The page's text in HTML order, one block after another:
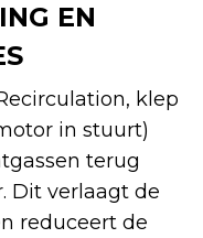
EN
klep
in stuurt)
terug
Dit verlaagt de
reduceert de